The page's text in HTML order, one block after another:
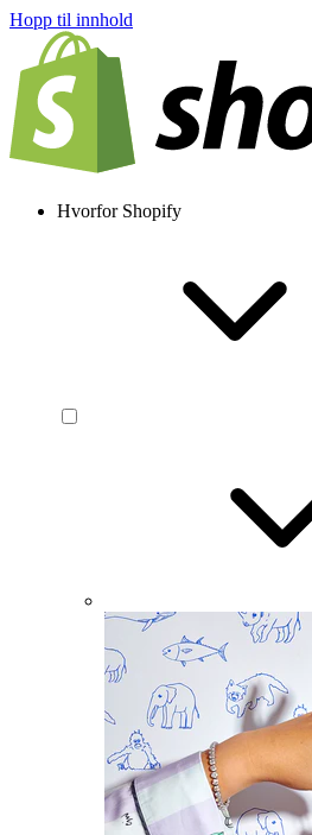
Hopp til innhold
Hvorfor Shopify